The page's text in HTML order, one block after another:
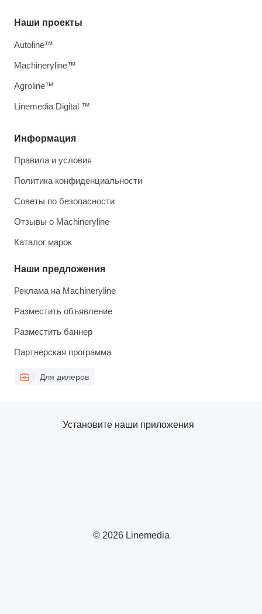
Информация
Правила и условия
Политика конфиденциальности
Советы по безопасности
Отзывы о Machineryline
Каталог марок
Наши предложения
Реклама на Machineryline
Разместить объявление
Разместить баннер
Партнерская программа
Для дилеров
Наши проекты
Autoline™
Machineryline™
Agroline™
Linemedia Digital ™
© 2026 Linemedia
Установите наши приложения